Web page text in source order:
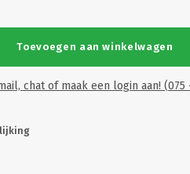
VIDEO
Toevoegen aan winkelwagen
chat of maak een login aan! (075